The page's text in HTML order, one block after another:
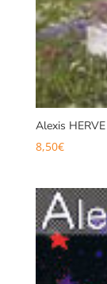
Alexis
8,50€